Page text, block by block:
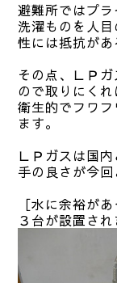
避難所ではプラ
洗濯ものを人
性には抵抗があ
その点、ＬＰ
ので取りにく
衛生的でフワ
ます。
ＬＰガスは国
手の良さが今回
［水に余裕が
３台が設置され